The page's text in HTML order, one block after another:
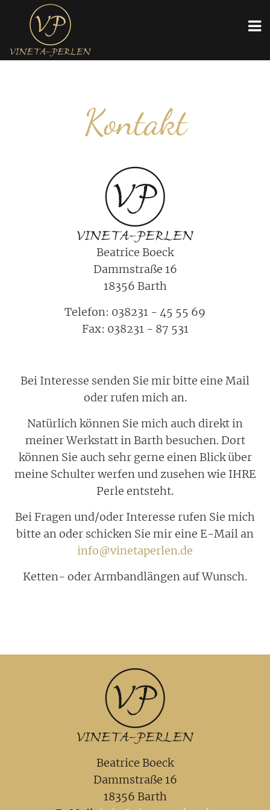
Kontakt
Beatrice Boeck
Dammstraße 16
18356 Barth
Telefon: 038231 - 45 55 69
Fax: 038231 - 87 531
Bei Interesse senden Sie mir bitte eine Mail
oder rufen mich an.
Natürlich können Sie mich auch direkt in
meiner Werkstatt in Barth besuchen. Dort
können Sie auch sehr gerne einen Blick über
meine Schulter werfen und zusehen wie IHRE
Perle entsteht.
Bei Fragen und/oder Interesse rufen Sie mich
bitte an oder schicken Sie mir eine E-Mail an
info@vinetaperlen.de
Ketten- oder Armbandlängen auf Wunsch.
Beatrice Boeck
Dammstraße 16
18356 Barth